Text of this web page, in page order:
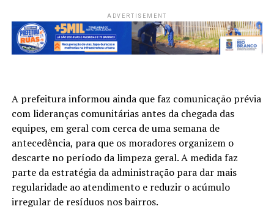
ADVERTISEMENT
A prefeitura informou ainda que faz comunicação prévia
com lideranças comunitárias antes da chegada das
equipes, em geral com cerca de uma semana de
antecedência, para que os moradores organizem o
descarte no período da limpeza geral. A medida faz
parte da estratégia da administração para dar mais
regularidade ao atendimento e reduzir o acúmulo
irregular de resíduos nos bairros.